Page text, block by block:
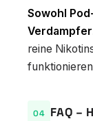
Sowohl
Verdampfer
reine
FAQ –